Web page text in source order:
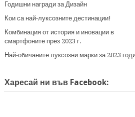
Годишни награди за Дизайн
Кои са най-луксозните дестинации!
Комбинация от история и иновации в
смартфоните през 2023 г.
Най-обичаните луксозни марки за 2023
Харесай ни във Facebook: